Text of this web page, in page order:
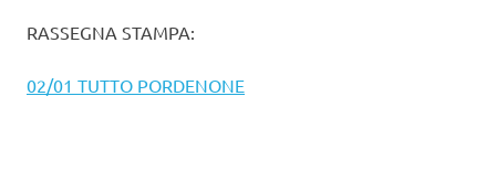
RASSEGNA STAMPA:
02/01 TUTTO PORDENONE